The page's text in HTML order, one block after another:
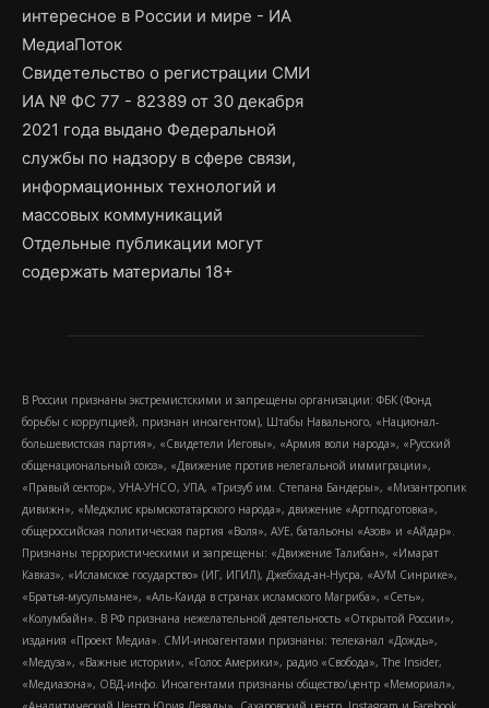
интересное в России и мире - ИА
МедиаПоток
Свидетельство о регистрации СМИ
ИА № ФС 77 - 82389 от 30 декабря
2021 года выдано Федеральной
службы по надзору в сфере связи,
информационных технологий и
массовых коммуникаций
Отдельные публикации могут
содержать материалы 18+
В России признаны экстремистскими и запрещены организации: ФБК (Фонд
борьбы с коррупцией, признан иноагентом), Штабы Навального, «Национал-
большевистская партия», «Свидетели Иеговы», «Армия воли народа», «Русский
общенациональный союз», «Движение против нелегальной иммиграции»,
«Правый сектор», УНА-УНСО, УПА, «Тризуб им. Степана Бандеры», «Мизантропик
дивижн», «Меджлис крымскотатарского народа», движение «Артподготовка»,
общероссийская политическая партия «Воля», АУЕ, батальоны «Азов» и «Айдар».
Признаны террористическими и запрещены: «Движение Талибан», «Имарат
Кавказ», «Исламское государство» (ИГ, ИГИЛ), Джебхад-ан-Нусра, «АУМ Синрике»,
«Братья-мусульмане», «Аль-Каида в странах исламского Магриба», «Сеть»,
«Колумбайн». В РФ признана нежелательной деятельность «Открытой России»,
издания «Проект Медиа». СМИ-иноагентами признаны: телеканал «Дождь»,
«Медуза», «Важные истории», «Голос Америки», радио «Свобода», The Insider,
«Медиазона», ОВД-инфо. Иноагентами признаны общество/центр «Мемориал»,